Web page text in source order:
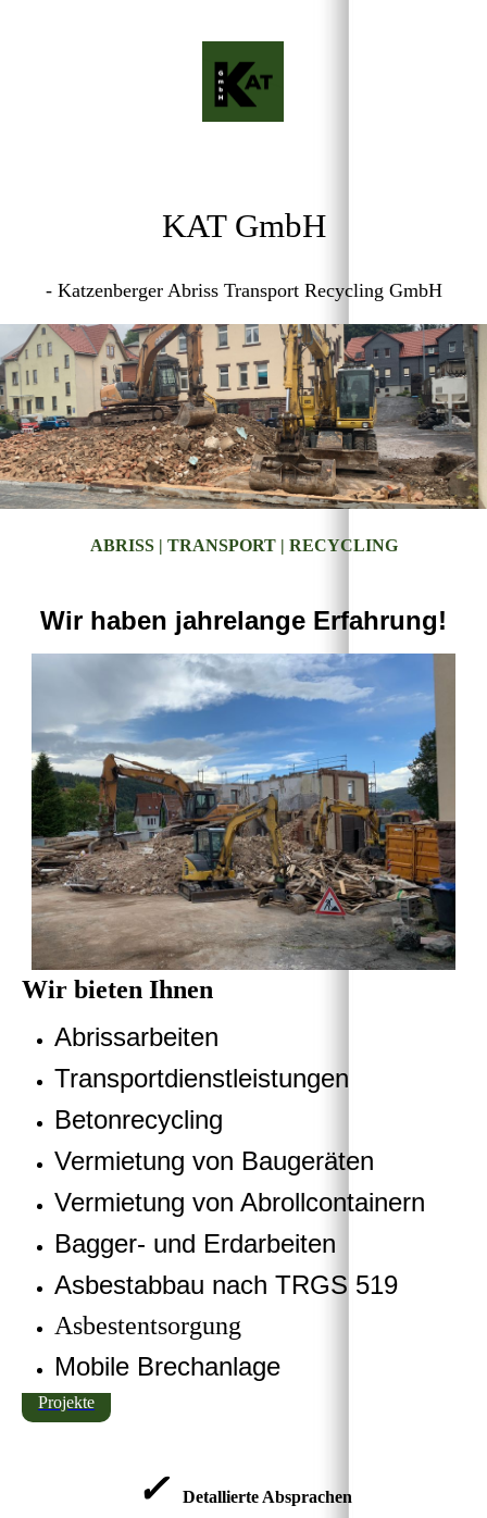
KAT GmbH
- Katzenberger Abriss Transport Recycling GmbH
ABRISS | TRANSPORT | RECYCLING
Wir haben jahrelange Erfahrung!
Wir bieten Ihnen
Abrissarbeiten
Transportdienstleistungen
Betonrecycling
Vermietung von Baugeräten
Vermietung von Abrollcontainern
Bagger- und Erdarbeiten
Asbestabbau nach TRGS 519
Asbestentsorgung
Mobile Brechanlage
Projekte
✓ Detallierte Absprachen